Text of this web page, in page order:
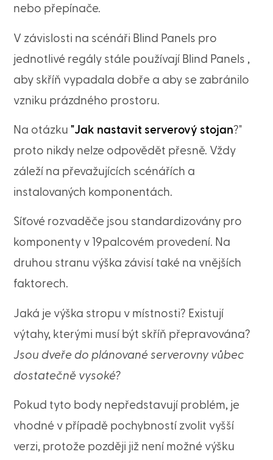
nebo přepínače.
V závislosti na scénáři Blind Panels pro
jednotlivé regály stále používají Blind Panels ,
aby skříň vypadala dobře a aby se zabránilo
vzniku prázdného prostoru.
Na otázku"Jak nastavit serverový stojan?"
proto nikdy nelze odpovědět přesně. Vždy
záleží na převažujících scénářích a
instalovaných komponentách.
Síťové rozvaděče jsou standardizovány pro
komponenty v 19palcovém provedení. Na
druhou stranu výška závisí také na vnějších
faktorech.
Jaká je výška stropu v místnosti? Existují
výtahy, kterými musí být skříň přepravována?
Jsou dveře do plánované serverovny vůbec
dostatečně vysoké?
Pokud tyto body nepředstavují problém, je
vhodné v případě pochybností zvolit vyšší
verzi, protože později již není možné výšku